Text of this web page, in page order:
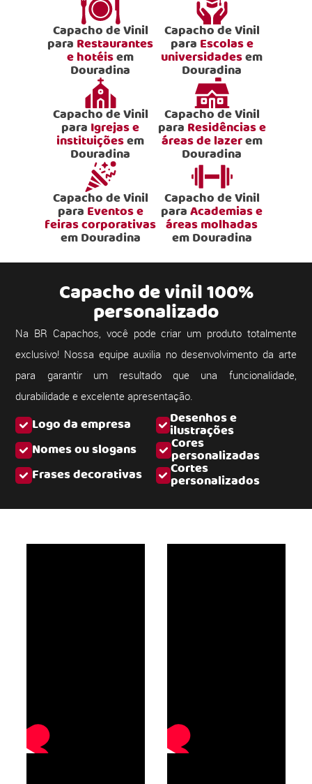
Capacho de Vinil
para Restaurantes
e hotéisem
Douradina
Capacho de Vinil
para Escolas e
universidadesem
Douradina
Capacho de Vinil
para Igrejas e
instituiçõesem
Douradina
Capacho de Vinil
para Residências e
áreas de lazerem
Douradina
Capacho de Vinil
para Eventos e
feiras corporativas
em Douradina
Capacho de Vinil
paraAcademias e
áreas molhadas
em Douradina
Logo da empresa Desenhos e
ilustrações
Nomes ou slogans
Cores
personalizadas
Frases decorativas
Cortes
personalizados
Capacho de vinil 100%
personalizado
Na BR Capachos, você pode criar um produto totalmente
exclusivo! Nossa equipe auxilia no desenvolvimento da arte
para garantir um resultado que una funcionalidade,
durabilidade e excelente apresentação.